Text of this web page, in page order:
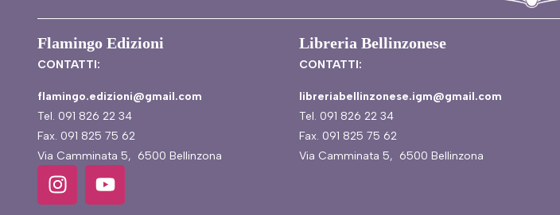
Flamingo Edizioni
CONTATTI:
flamingo.edizioni@gmail.com
Tel. 091 826 22 34
Fax. 091 825 75 62
Via Camminata 5, 6500 Bellinzona
Libreria Bellinzonese
CONTATTI:
libreriabellinzonese.igm@gmail.com
Tel. 091 826 22 34
Fax. 091 825 75 62
Via Camminata 5, 6500 Bellinzona